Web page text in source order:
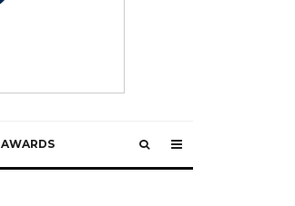
AWARDS